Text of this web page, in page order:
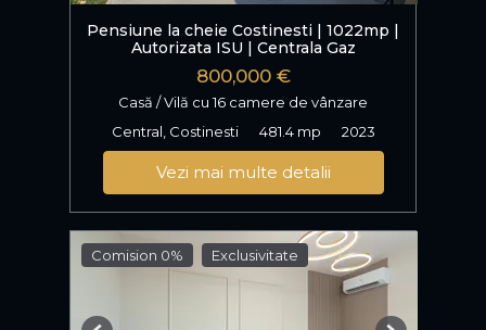
Pensiune la cheie Costinesti | 1022mp |
Autorizata ISU | Centrala Gaz
800,000 €
Casă / Vilă cu 16 camere de vânzare
Central, Costinesti
481.4 mp 2023
Vezi mai multe detalii
Comision 0% Exclusivitate